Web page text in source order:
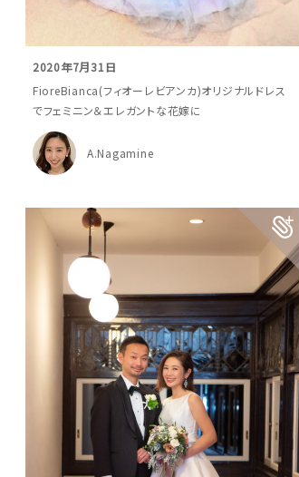
2020年7月31日
FioreBianca(フィオーレビアンカ)オリジナルドレス
でフェミニン＆エレガントな花嫁に
A.Nagamine